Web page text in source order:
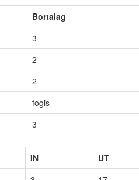
Bortalag
3
2
2
fogis
3
IN
UT